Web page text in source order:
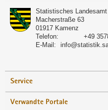
Statistisches
Macherstraße 63
01917 Kamenz
Telefon:
+49
E-Mail:
Service
Verwandte Portale